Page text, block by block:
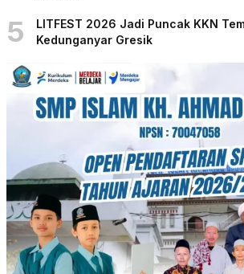
5
LITFEST 2026 Jadi Puncak KKN
Kedunganyar Gresik